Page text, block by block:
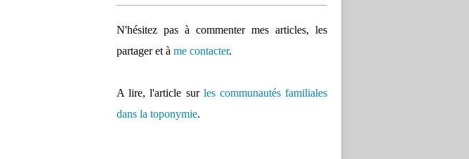
N'hésitez pas à commenter mes articles, les
partager et à me contacter.
A lire, l'article sur les communautés familiales
dans la toponymie.